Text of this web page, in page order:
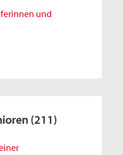
und
(211)